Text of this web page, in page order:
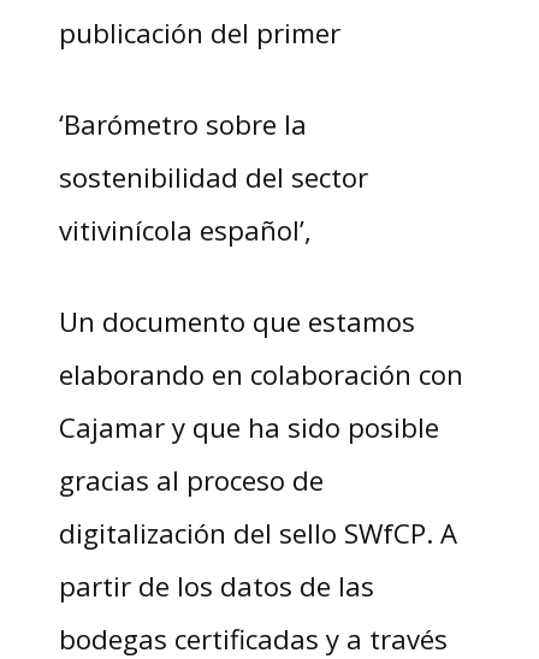
publicación del primer
‘Barómetro sobre la
sostenibilidad del sector
vitivinícola español’,
Un documento que estamos
elaborando en colaboración con
Cajamar y que ha sido posible
gracias al proceso de
digitalización del sello SWfCP. A
partir de los datos de las
bodegas certificadas y a través